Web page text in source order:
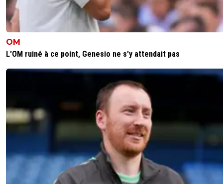
OM
L'OM ruiné à ce point, Genesio ne s'y attendait pas